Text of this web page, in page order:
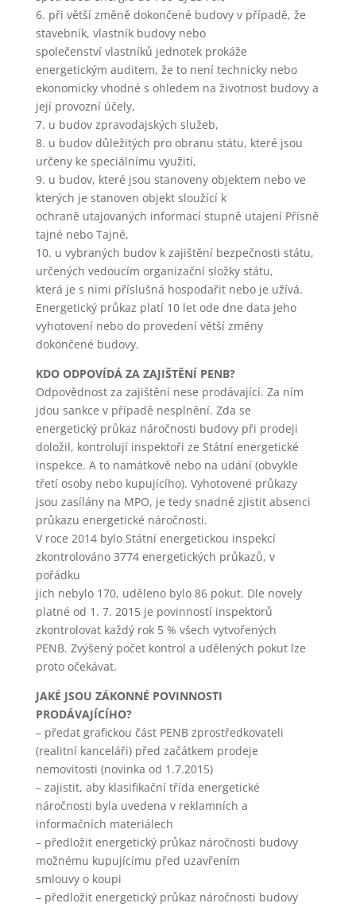
6. při větší změně dokončené budovy v případě, že
stavebník, vlastník budovy nebo
společenství vlastníků jednotek prokáže
energetickým auditem, že to není technicky nebo
ekonomicky vhodné s ohledem na životnost budovy a
její provozní účely,
7. u budov zpravodajských služeb,
8. u budov důležitých pro obranu státu, které jsou
určeny ke speciálnímu využití,
9. u budov, které jsou stanoveny objektem nebo ve
kterých je stanoven objekt sloužící k
ochraně utajovaných informací stupně utajení Přísně
tajné nebo Tajné,
10. u vybraných budov k zajištění bezpečnosti státu,
určených vedoucím organizační složky státu,
která je s nimi příslušná hospodařit nebo je užívá.
Energetický průkaz platí 10 let ode dne data jeho
vyhotovení nebo do provedení větší změny
dokončené budovy.
KDO ODPOVÍDÁ ZA ZAJIŠTĚNÍ PENB?
Odpovědnost za zajištění nese prodávající. Za ním
jdou sankce v případě nesplnění. Zda se
energetický průkaz náročnosti budovy při prodeji
doložil, kontrolují inspektoři ze Státní energetické
inspekce. A to namátkově nebo na udání (obvykle
třetí osoby nebo kupujícího). Vyhotovené průkazy
jsou zasílány na MPO, je tedy snadné zjistit absenci
průkazu energetické náročnosti.
V roce 2014 bylo Státní energetickou inspekcí
zkontrolováno 3774 energetických průkazů, v
pořádku
jich nebylo 170, uděleno bylo 86 pokut. Dle novely
platné od 1. 7. 2015 je povinností inspektorů
zkontrolovat každý rok 5 % všech vytvořených
PENB. Zvýšený počet kontrol a udělených pokut lze
proto očekávat.
JAKÉ JSOU ZÁKONNÉ POVINNOSTI
PRODÁVAJÍCÍHO?
– předat grafickou část PENB zprostředkovateli
(realitní kanceláři) před začátkem prodeje
nemovitosti (novinka od 1.7.2015)
– zajistit, aby klasifikační třída energetické
náročnosti byla uvedena v reklamních a
informačních materiálech
– předložit energetický průkaz náročnosti budovy
možnému kupujícímu před uzavřením
smlouvy o koupi
– předložit energetický průkaz náročnosti budovy
přizpůsobených
Vašim potřebám.
Reklamní cookies
Reklamní cookies
používáme my
nebo naši partneři,
mohli zobrazit
vhodné obsahy
nebo reklamy jak
na našich
stránkách, tak na
stránkách třetích
subjektů. Díky tomu
můžeme vytvářet
profily založené na
Vašich zájmech, tak
zvané
pseudonymizované
profily. Na základě
těchto informací
možná
bezprostřední
identifikace Vaší
osoby, protože
jsou používány
pouze
pseudonymizované
údaje. Pokud
nevyjádříte
souhlas, nebudete
příjemcem obsahů
a reklam
přizpůsobených
Vašim zájmům.